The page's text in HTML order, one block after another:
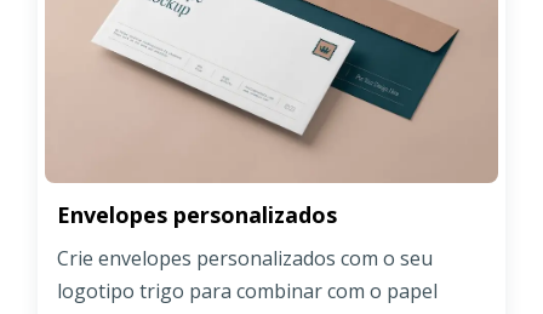
Envelopes personalizados
Crie envelopes personalizados com o seu
logotipo trigo para combinar com o papel